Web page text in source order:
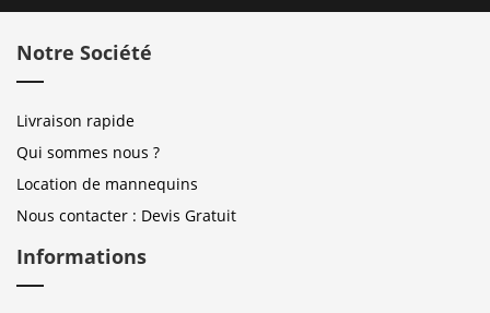
Notre Société
Livraison rapide
Qui sommes nous ?
Location de mannequins
Nous contacter : Devis Gratuit
Informations